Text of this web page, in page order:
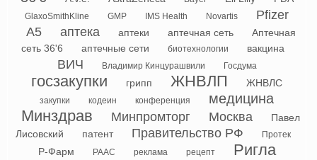
GlaxoSmithKline GMP IMS Health Novartis
Pfizer
А5
аптека аптеки аптечная сеть
Аптечная
сеть 36'6
аптечные сети биотехнологии вакцина
ВИЧ Владимир Кинцурашвили Госдума
госзакупки грипп ЖНВЛП ЖНВЛС
закупки кодеин конференция медицина
Минздрав Минпромторг Москва
Павел
Лисовский
патент Правительство РФ Протек
Р-Фарм РААС реклама рецепт Ригла